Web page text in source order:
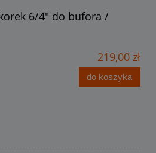
6/4" do bufora /
219,00 zł
do koszyka